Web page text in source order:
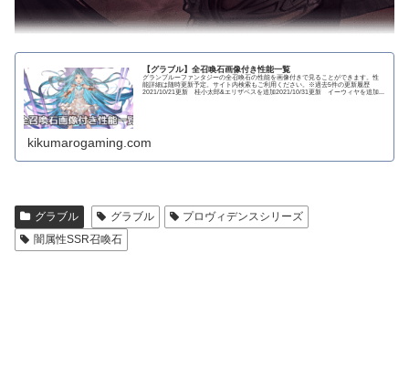
【グラブル】全召喚石画像付き性能一覧
グランブルーファンタジーの全召喚石の性能を画像付きで見ることができます。性
能詳細は随時更新予定。サイト内検索もご利用ください。※過去5件の更新履歴
2021/10/21更新 桂小太郎&エリザベスを追加2021/10/31更新 イーウィヤを追加...
kikumarogaming.com
グラブル グラブル
プロヴィデンスシリーズ
闇属性SSR召喚石